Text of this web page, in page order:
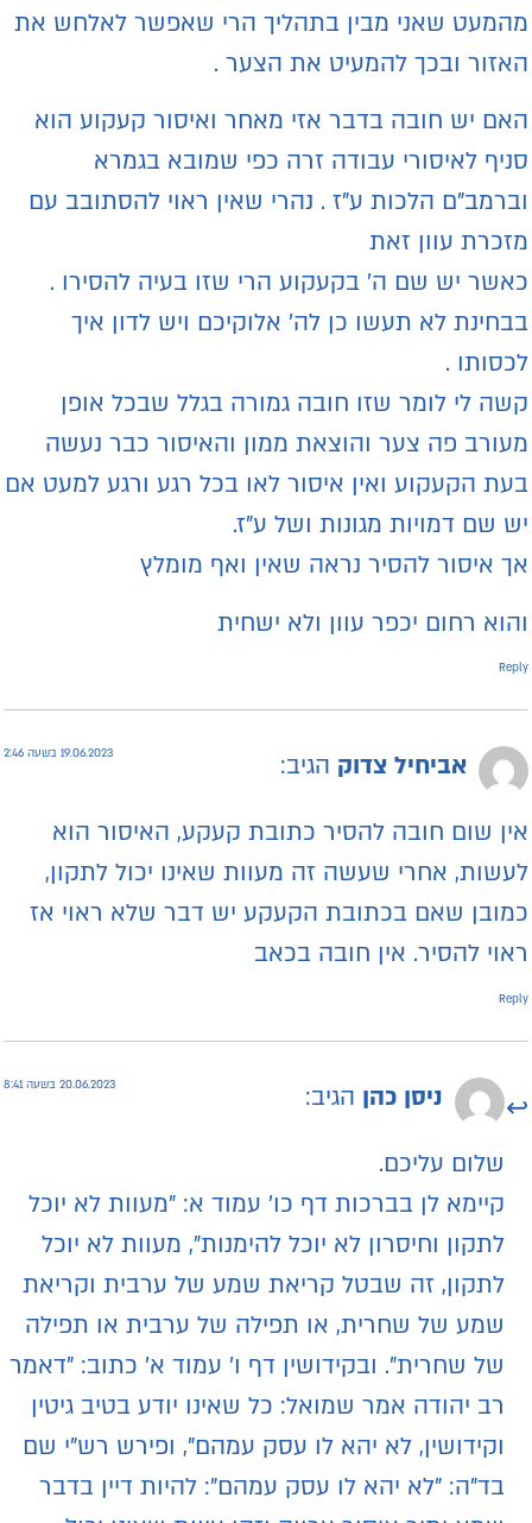
שאני מבין בתהליך הרי שאפשר לאלחש את
ובכך להמעיט את הצער .
יש חובה בדבר אזי מאחר ואיסור קעקוע הוא
לאיסורי עבודה זרה כפי שמובא בגמרא
הלכות ע"ז . נהרי שאין ראוי להסתובב עם
עוון זאת
יש שם ה' בקעקוע הרי שזו בעיה להסירו .
לא תעשו כן לה' אלוקיכם ויש לדון איך
.
לי לומר שזו חובה גמורה בגלל שבכל אופן
פה צער והוצאת ממון והאיסור כבר נעשה
הקעקוע ואין איסור לאו בכל רגע ורגע למעט אם
שם דמויות מגונות ושל ע"ז.
איסור להסיר נראה שאין ואף מומלץ
רחום יכפר עוון ולא ישחית
אביחיל צדוק הגיב: 19.06.2023 בשעה 2:46
שום חובה להסיר כתובת קעקע, האיסור הוא
אחרי שעשה זה מעוות שאינו יכול לתקון,
שאם בכתובת הקעקע יש דבר שלא ראוי אז
להסיר. אין חובה בכאב
ניסן כהן הגיב: 20.06.2023 בשעה 8:41
שלום עליכם.
קיימא לן בברכות דף כו' עמוד א: "מעוות לא יוכל
לתקון וחיסרון לא יוכל להימנות", מעוות לא יוכל
לתקון, זה שבטל קריאת שמע של ערבית וקריאת
שמע של שחרית, או תפילה של ערבית או תפילה
של שחרית". ובקידושין דף ו' עמוד א' כתוב: "דאמר
רב יהודה אמר שמואל: כל שאינו יודע בטיב גיטין
וקידושין, לא יהא לו עסק עמהם", ופירש רש"י שם
בד"ה: "לא יהא לו עסק עמהם": להיות דיין בדבר